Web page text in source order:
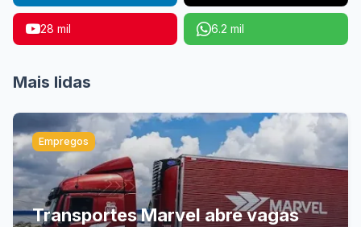
28 mil 6.2 mil
Mais lidas
Empregos
Transportes Marvel abre vagas